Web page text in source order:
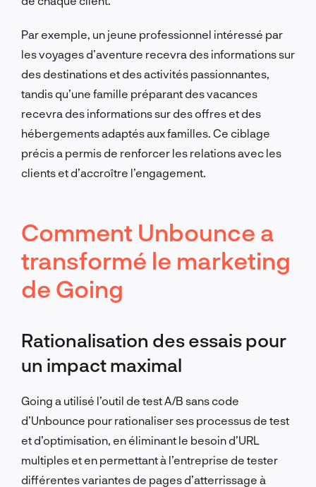
Par exemple, un jeune professionnel intéressé par
les voyages d’aventure recevra des informations sur
des destinations et des activités passionnantes,
tandis qu’une famille préparant des vacances
recevra des informations sur des offres et des
hébergements adaptés aux familles. Ce ciblage
précis a permis de renforcer les relations avec les
clients et d’accroître l’engagement.
Comment Unbounce a
transformé le marketing
de Going
Rationalisation des essais pour
un impact maximal
Going a utilisé l’outil de test A/B sans code
d’Unbounce pour rationaliser ses processus de test
et d’optimisation, en éliminant le besoin d’URL
multiples et en permettant à l’entreprise de tester
différentes variantes de pages d’atterrissage à